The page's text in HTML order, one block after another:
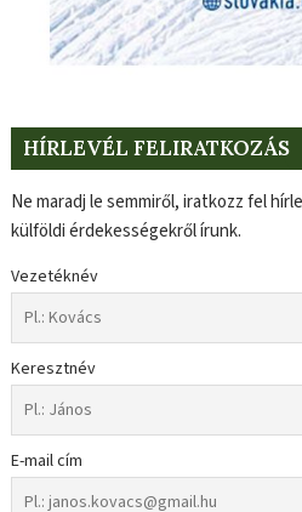
HÍRLEVÉL FELIRATKOZÁS
Ne maradj le semmiről, iratkozz fel
külföldi érdekességekről írunk.
Vezetéknév
Keresztnév
E-mail cím